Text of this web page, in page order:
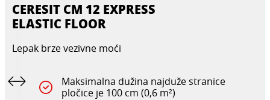
CERESIT CM 12 EXPRESS
ELASTIC FLOOR
Lepak brze vezivne moći
Maksimalna dužina najduže stranice
pločice je 100 cm (0,6 m²)